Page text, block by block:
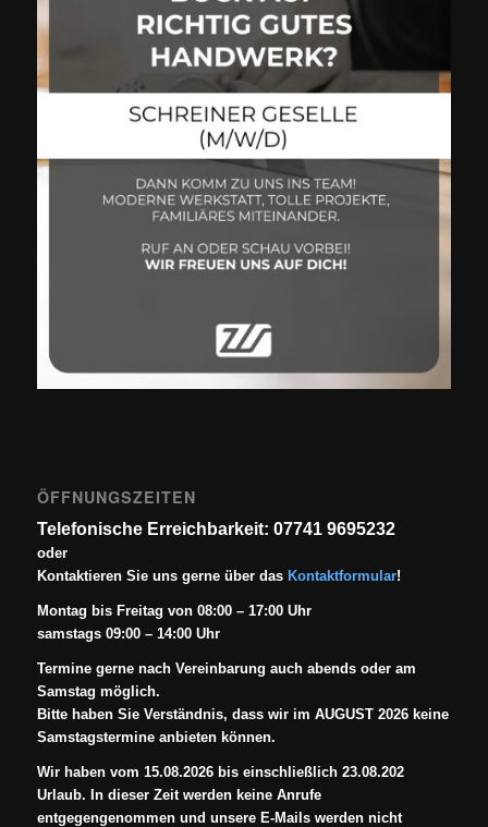
ÖFFNUNGSZEITEN
Telefonische Erreichbarkeit: 07741 9695232
oder
Kontaktieren Sie uns gerne über das Kontaktformular!
Montag bis Freitag von 08:00 – 17:00 Uhr
samstags 09:00 – 14:00 Uhr
Termine gerne nach Vereinbarung auch abends oder am
Samstag möglich.
Bitte haben Sie Verständnis, dass wir im AUGUST 2026 keine
Samstagstermine anbieten können.
Wir haben vom 15.08.2026 bis einschließlich 23.08.202
Urlaub. In dieser Zeit werden keine Anrufe
entgegengenommen und unsere E-Mails werden nicht